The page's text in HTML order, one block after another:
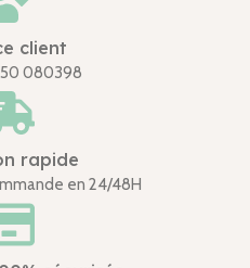
client
080398
rapide
en 24/48H